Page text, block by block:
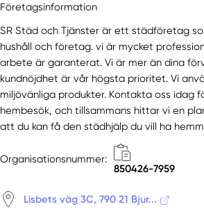
Företagsinformation
SR Städ och Tjänster är ett städföretag
hushåll och företag. vi är mycket
arbete är garanterat. Vi är mer än dina
kundnöjdhet är vår högsta prioritet. Vi
miljövänliga produkter. Kontakta oss idag
hembesök, och tillsammans hittar vi en
att du kan få den städhjälp du vill ha
Organisationsnummer:
850426-7959
Lisbets väg 3C, 790 21 Bjur...